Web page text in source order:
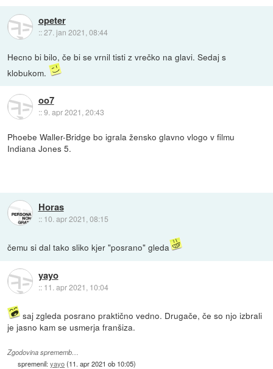
opeter
::27. jan 2021, 08:44
Hecno bi bilo, če bi se vrnil tisti z vrečko na glavi. Sedaj s
klobukom.
oo7
::9. apr 2021, 20:43
Phoebe Waller-Bridge bo igrala žensko glavno vlogo v filmu
Indiana Jones 5.
Horas
:: 10. apr 2021, 08:15
čemu si dal tako sliko kjer "posrano" gleda
yayo
:: 11. apr 2021, 10:04
saj zgleda posrano praktično vedno. Drugače, če so njo izbrali
je jasno kam se usmerja franšiza.
Zgodovina sprememb…
spremenil:yayo(11. apr 2021 ob 10:05)